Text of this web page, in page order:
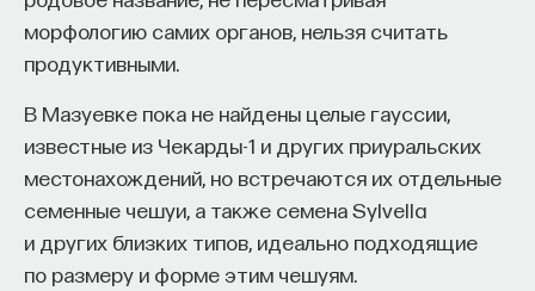
морфологию самих органов, нельзя считать
продуктивными.
В Мазуевке пока не найдены целые гауссии,
известные из Чекарды-1 и других приуральских
местонахождений, но встречаются их отдельные
семенные чешуи, а также семена Sylvella
и других близких типов, идеально подходящие
по размеру и форме этим чешуям.